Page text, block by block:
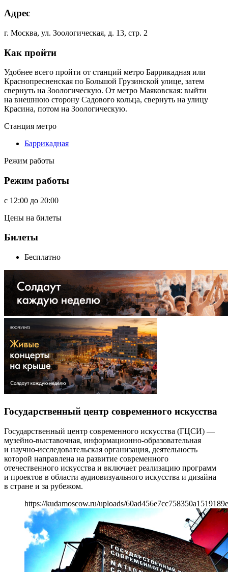
Адрес
г. Москва, ул. Зоологическая, д. 13, стр. 2
Как пройти
Удобнее всего пройти от станций метро Баррикадная или
Краснопресненская по Большой Грузинской улице, затем
свернуть на Зоологическую. От метро Маяковская: выйти
на внешнюю сторону Садового кольца, свернуть на улицу
Красина, потом на Зоологическую.
Станция метро
Баррикадная
Режим работы
Режим работы
c 12:00 до 20:00
Цены на билеты
Билеты
Бесплатно
Государственный центр современного искусства
Государственный центр современного искусства (ГЦСИ) —
музейно-выставочная, информационно-образовательная
и научно-исследовательская организация, деятельность
которой направлена на развитие современного
отечественного искусства и включает реализацию программ
и проектов в области аудиовизуального искусства и дизайна
в стране и за рубежом.
https://kudamoscow.ru/uploads/